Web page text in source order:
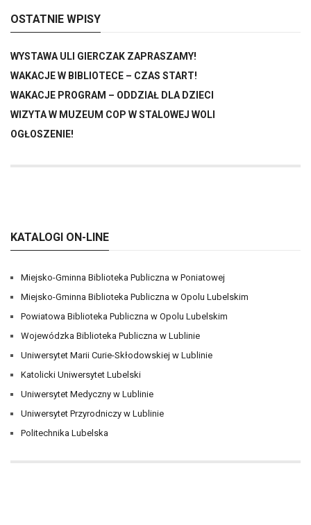
OSTATNIE WPISY
WYSTAWA ULI GIERCZAK ZAPRASZAMY!
WAKACJE W BIBLIOTECE – CZAS START!
WAKACJE PROGRAM – ODDZIAŁ DLA DZIECI
WIZYTA W MUZEUM COP W STALOWEJ WOLI
OGŁOSZENIE!
KATALOGI ON-LINE
Miejsko-Gminna Biblioteka Publiczna w Poniatowej
Miejsko-Gminna Biblioteka Publiczna w Opolu Lubelskim
Powiatowa Biblioteka Publiczna w Opolu Lubelskim
Wojewódzka Biblioteka Publiczna w Lublinie
Uniwersytet Marii Curie-Skłodowskiej w Lublinie
Katolicki Uniwersytet Lubelski
Uniwersytet Medyczny w Lublinie
Uniwersytet Przyrodniczy w Lublinie
Politechnika Lubelska